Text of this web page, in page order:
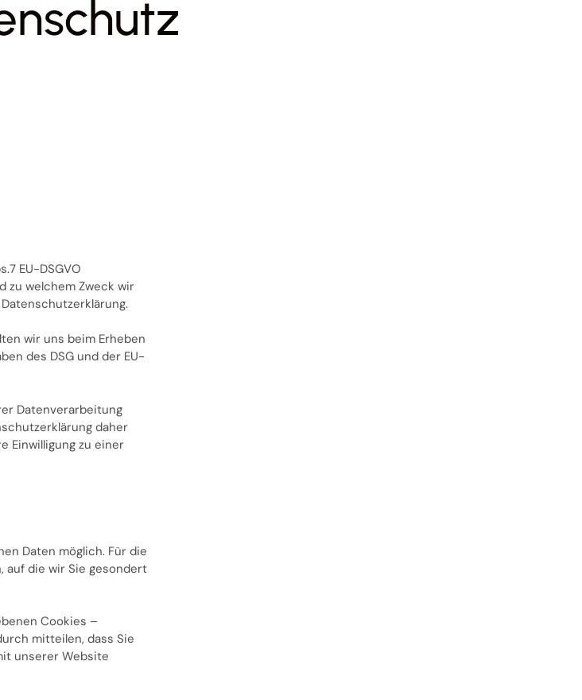
EU-DSGVO
zu welchem Zweck wir
wir uns beim Erheben
des DSG und der EU-
Datenverarbeitung
daher
Einwilligung zu einer
Daten möglich. Für die
auf die wir Sie gesondert
Cookies –
mitteilen, dass Sie
unserer Website